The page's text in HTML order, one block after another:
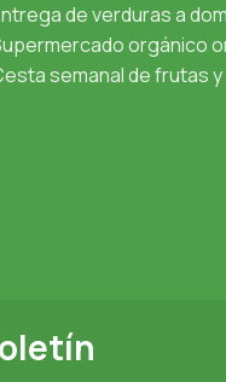
de verduras a
orgánico
semanal de frutas